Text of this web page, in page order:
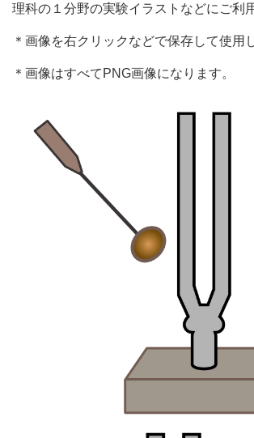
理科の１分野の実験イラストなどにご利
＊画像を右クリックなどで保存して使用
＊画像はすべてPNG画像になります。